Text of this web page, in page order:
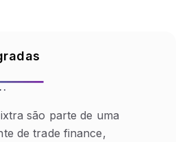
são parte de uma
de trade finance,